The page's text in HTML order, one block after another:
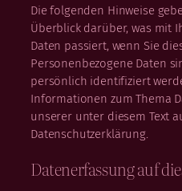
Die folgenden Hinweise
Überblick darüber, was mit
Daten passiert, wenn Sie
Personenbezogene Daten
persönlich identifiziert
Informationen zum Thema
unserer unter diesem Text
Datenschutzerklärung.
Datenerfassung auf